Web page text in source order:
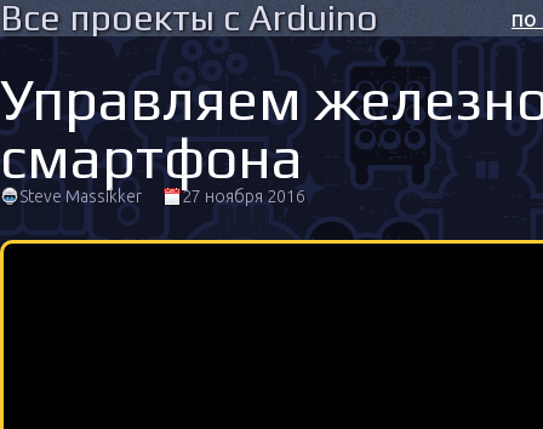
Все проекты с Arduino по
Управляем
смартфона
Steve Massikker 27 ноября 2016